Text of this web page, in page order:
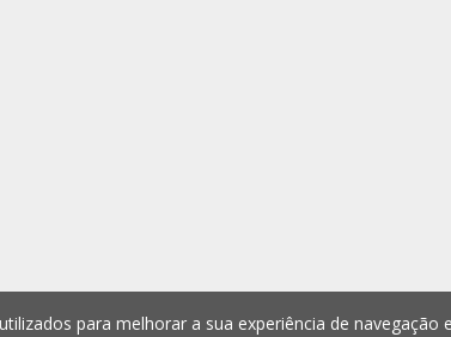
para melhorar a sua experiência de navegação